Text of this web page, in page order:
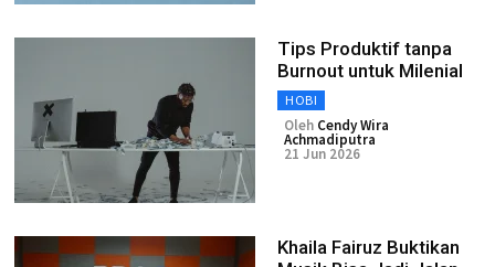
Tips Produktif tanpa
Burnout untuk Milenial
HOBI
Oleh Cendy Wira
Achmadiputra
21 Jun 2026
Khaila Fairuz Buktikan